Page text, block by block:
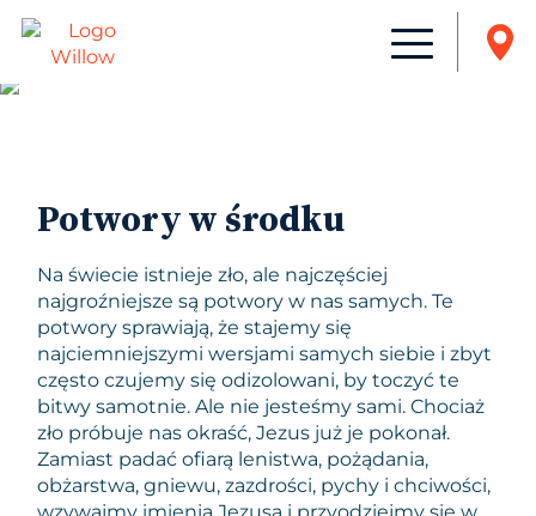
Potwory w środku
Na świecie istnieje zło, ale najczęściej
najgroźniejsze są potwory w nas samych. Te
potwory sprawiają, że stajemy się
najciemniejszymi wersjami samych siebie i zbyt
często czujemy się odizolowani, by toczyć te
bitwy samotnie. Ale nie jesteśmy sami. Chociaż
zło próbuje nas okraść, Jezus już je pokonał.
Zamiast padać ofiarą lenistwa, pożądania,
obżarstwa, gniewu, zazdrości, pychy i chciwości,